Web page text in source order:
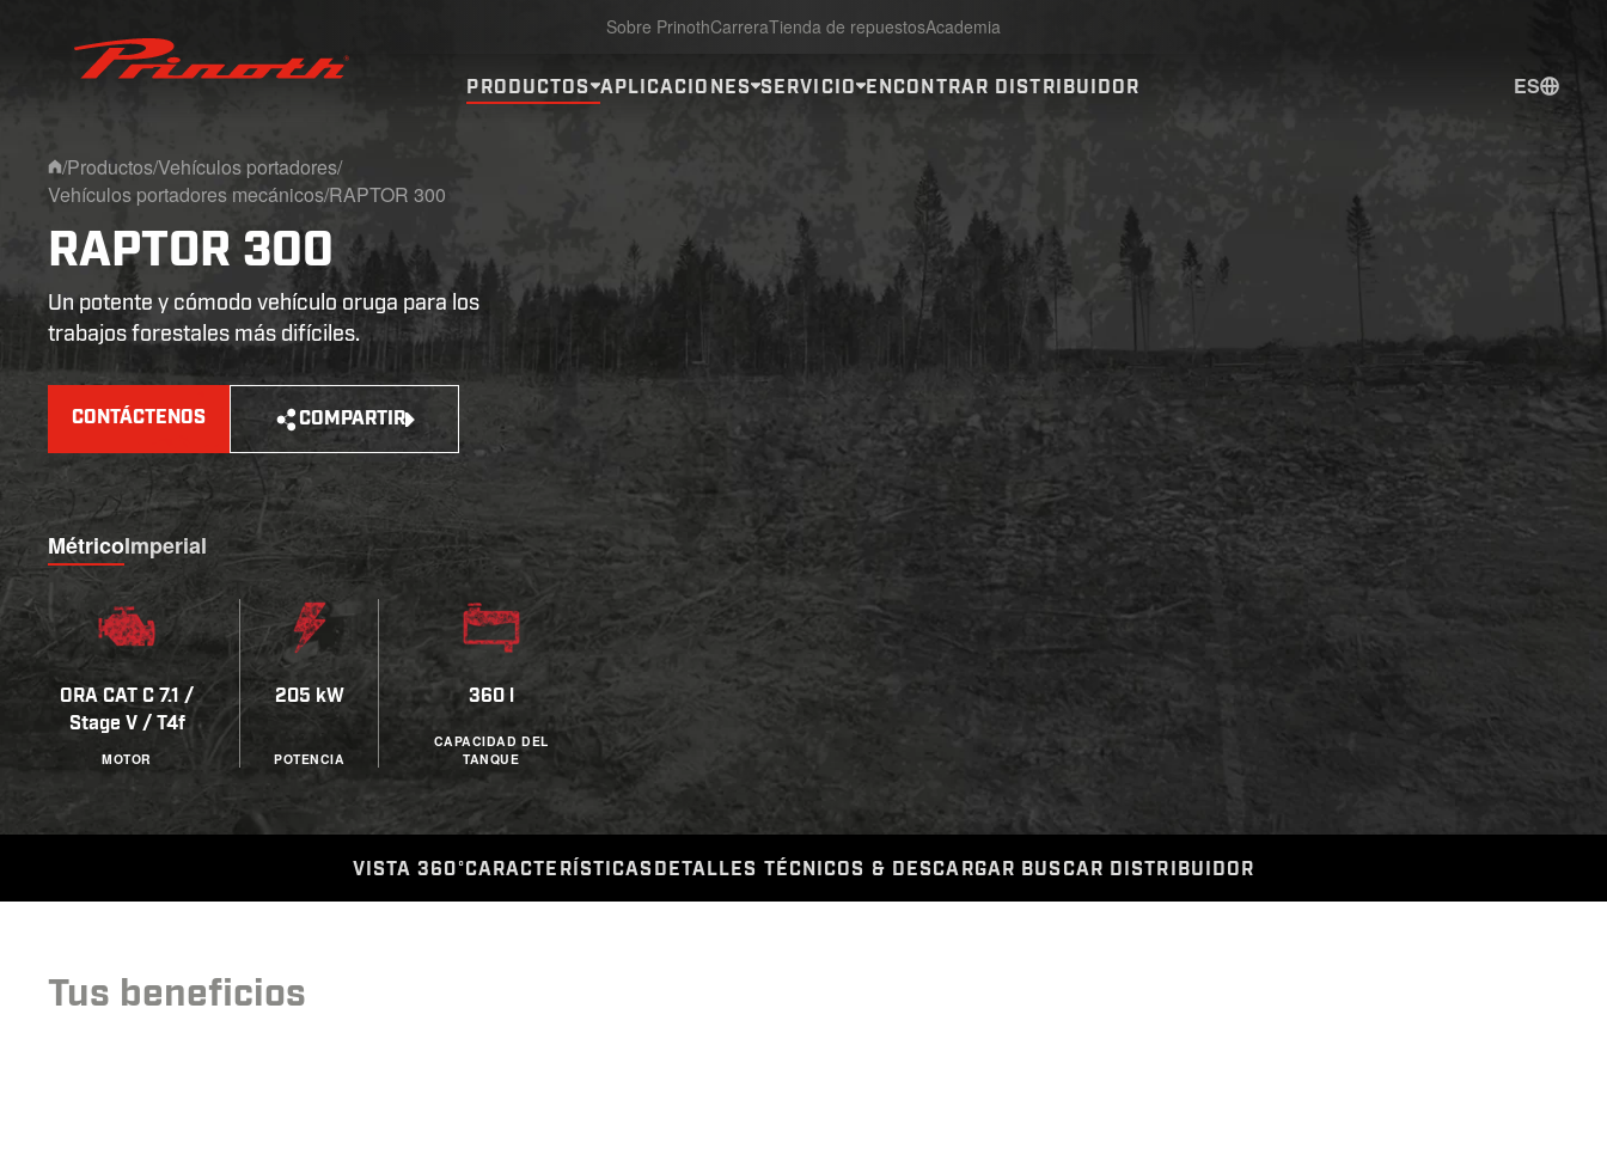
Prinoth - Corporate Website
Sobre PrinothCarreraTienda de repuestosAcademia
PRODUCTOS APLICACIONES SERVICIO ENCONTRAR DISTRIBUIDOR ES
Home
/Productos/Vehículos portadores/
Vehículos portadores mecánicos/RAPTOR 300
RAPTOR 300
Un potente y cómodo vehículo oruga para los
trabajos forestales más difíciles.
CONTÁCTENOS COMPARTIR
MétricoImperial
MOTOR
ORA CAT C 7.1 /
Stage V / T4f
POTENCIA
205 kW
CAPACIDAD DEL
TANQUE
360 l
VISTA 360°CARACTERÍSTICAS DETALLES TÉCNICOS & DESCARGAR BUSCAR DISTRIBUIDOR
Tus beneficios